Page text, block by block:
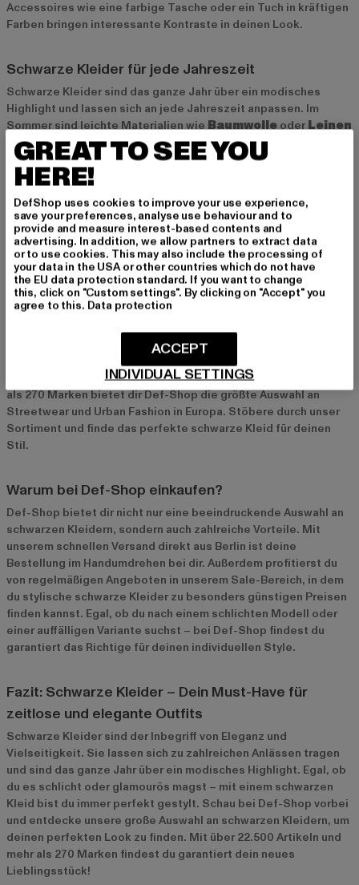
Accessoires wie eine farbige Tasche oder ein Tuch in kräftigen
Farben bringen interessante Kontraste in deinen Look.
Schwarze Kleider für jede Jahreszeit
Schwarze Kleider sind das ganze Jahr über ein modisches
Highlight und lassen sich an jede Jahreszeit anpassen. Im
Sommer sind leichte Materialien wieBaumwolleoderLeinen
ideal, da sie für ein angenehmes Tragegefühl sorgen. Für
Herbst und Winter kannst du dein schwarzes Kleid mit einem
Strickpullover
Mantel und Stiefeln bleibt dein Look warm und stilvoll, selbst
an kühleren Tagen.
Schwarze Kleider bei Def-Shop
BeiDef-Shopfindest du eine große Auswahl an schwarzen
Kleidern in verschiedenen Stilen und Materialien. Egal, ob du
oder einem schicken Minikleid suchst – wir haben die perfekte
Auswahl für dich. Zu den beliebtesten Marken gehören
Urban Classics. Mit über 22.500 Artikeln und mehr
als 270 Marken bietet dir Def-Shop die größte Auswahl an
Streetwear und Urban Fashion in Europa. Stöbere durch unser
Sortiment und finde das perfekte schwarze Kleid für deinen
Stil.
Warum bei Def-Shop einkaufen?
Def-Shop bietet dir nicht nur eine beeindruckende Auswahl an
schwarzen Kleidern, sondern auch zahlreiche Vorteile. Mit
unserem schnellen Versand direkt aus Berlin ist deine
Bestellung im Handumdrehen bei dir. Außerdem profitierst du
von regelmäßigen Angeboten in unserem Sale-Bereich, in dem
du stylische schwarze Kleider zu besonders günstigen Preisen
finden kannst. Egal, ob du nach einem schlichten Modell oder
einer auffälligen Variante suchst – bei Def-Shop findest du
garantiert das Richtige für deinen individuellen Style.
Fazit: Schwarze Kleider – Dein Must-Have für
zeitlose und elegante Outfits
Schwarze Kleider sind der Inbegriff von Eleganz und
Vielseitigkeit. Sie lassen sich zu zahlreichen Anlässen tragen
und sind das ganze Jahr über ein modisches Highlight. Egal, ob
du es schlicht oder glamourös magst – mit einem schwarzen
Kleid bist du immer perfekt gestylt. Schau bei Def-Shop vorbei
und entdecke unsere große Auswahl an schwarzen Kleidern, um
deinen perfekten Look zu finden. Mit über 22.500 Artikeln und
mehr als 270 Marken findest du garantiert dein neues
Lieblingsstück!
GREAT TO SEE YOU
HERE!
DefShop uses cookies to improve your use experience,
save your preferences, analyse use behaviour and to
provide and measure interest-based contents and
advertising. In addition, we allow partners to extract data
or to use cookies. This may also include the processing of
your data in the USA or other countries which do not have
the EU data protection standard. If you want to change
this, click on "Custom settings". By clicking on "Accept" you
agree to this. Data protection
INDIVIDUAL SETTINGS
ACCEPT